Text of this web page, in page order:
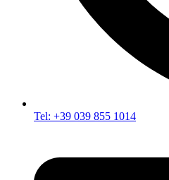
Tel: +39 039 855 1014